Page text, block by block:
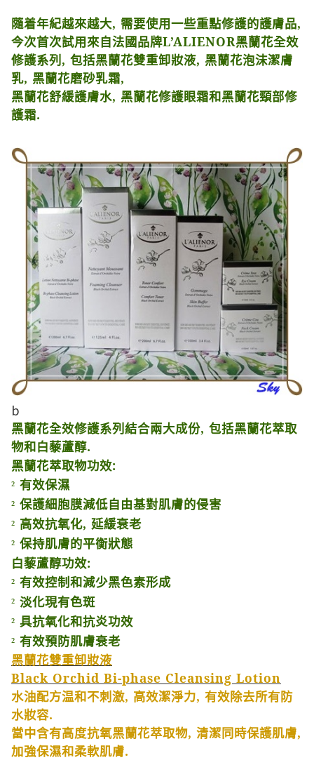
隨着年紀越來越大, 需要使用一些重點修護的護膚品,
今次首次試用來自法國品牌L’ALIENOR黑蘭花全效
修護系列, 包括黑蘭花雙重卸妝液, 黑蘭花泡沫潔膚
乳, 黑蘭花磨砂乳霜,
黑蘭花舒緩護膚水, 黑蘭花修護眼霜和黑蘭花頸部修
護霜.
b
黑蘭花全效修護系列結合兩大成份, 包括黑蘭花萃取
物和白藜蘆醇.
黑蘭花萃取物功效:
² 有效保濕
² 保護細胞膜減低自由基對肌膚的侵害
² 高效抗氧化, 延緩衰老
² 保持肌膚的平衡狀態
白藜蘆醇功效:
² 有效控制和減少黑色素形成
² 淡化現有色斑
² 具抗氧化和抗炎功效
² 有效預防肌膚衰老
黑蘭花雙重卸妝液
Black Orchid Bi-phase Cleansing Lotion
水油配方温和不刺激, 高效潔淨力, 有效除去所有防
水妝容.
當中含有高度抗氧黑蘭花萃取物, 清潔同時保護肌膚,
加強保濕和柔軟肌膚.